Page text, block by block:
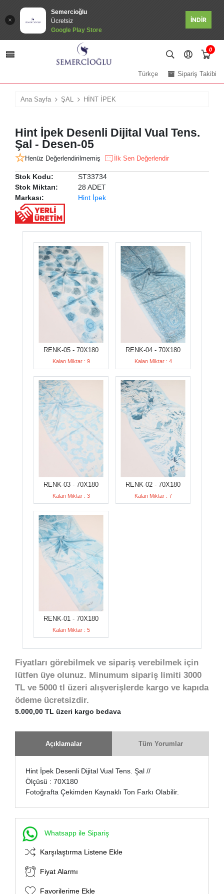
Semercioğlu
Ücretsiz
Google Play Store
İNDİR
0
Sipariş Takibi
Türkçe
Ana Sayfa ŞAL HİNT İPEK
Hint İpek Desenli Dijital Vual Tens.
Şal - Desen-05
Henüz Değerlendirilmemiş İlk Sen Değerlendir
Stok Kodu:
ST33734
Stok Miktarı:
28 ADET
Markası:
Hint İpek
RENK-05 - 70X180
Kalan Miktar : 9
RENK-04 - 70X180
Kalan Miktar : 4
RENK-03 - 70X180
Kalan Miktar : 3
RENK-02 - 70X180
Kalan Miktar : 7
RENK-01 - 70X180
Kalan Miktar : 5
Fiyatları görebilmek ve sipariş verebilmek için
lütfen üye olunuz. Minumum sipariş limiti 3000
TL ve 5000 tl üzeri alışverişlerde kargo ve kapıda
ödeme ücretsizdir.
5.000,00 TL üzeri kargo bedava
Açıklamalar Tüm Yorumlar
Hint İpek Desenli Dijital Vual Tens. Şal //
Ölçüsü : 70X180
Fotoğrafta Çekimden Kaynaklı Ton Farkı Olabilir.
Whatsapp ile Sipariş
Karşılaştırma Listene Ekle
Fiyat Alarmı
Favorilerime Ekle